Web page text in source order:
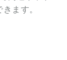
ます。